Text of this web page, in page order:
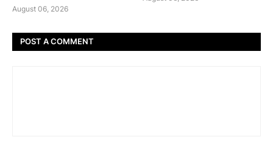
August 06, 2026
POST A COMMENT